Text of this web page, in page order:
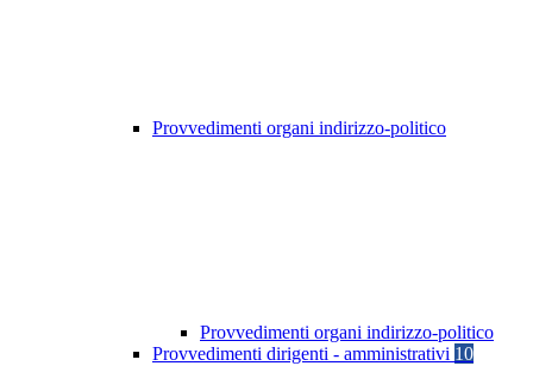
Provvedimenti organi indirizzo-politico
Provvedimenti organi indirizzo-politico
Provvedimenti dirigenti - amministrativi 10